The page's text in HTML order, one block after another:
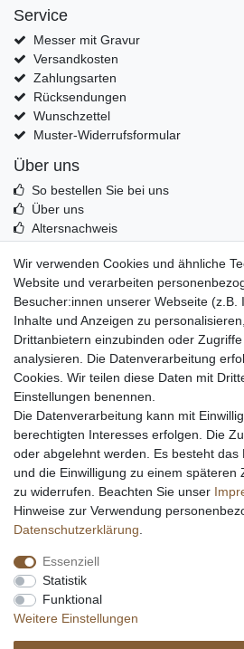
Service
Messer mit Gravur
Versandkosten
Zahlungsarten
Rücksendungen
Wunschzettel
Muster-Widerrufsformular
Über uns
So bestellen Sie bei uns
Über uns
Altersnachweis
Echtheit von Kundenbewertungen
Messer Info Forum
Messer schärfen
Messerhersteller
Stahltabelle
Stahlarten
Rockwell Härte
Messerarten
Klingenformen
Holzarten
Impressum
Widerrufs­recht
Wir verwenden Cookies und ähnliche
Website und verarbeiten
Besucher:innen unserer Webseite (z.B.
Inhalte und Anzeigen zu
Drittanbietern einzubinden oder
analysieren. Die Datenverarbeitung
Cookies. Wir teilen diese Daten mit
Einstellungen benennen.
Die Datenverarbeitung kann mit
berechtigten Interesses erfolgen. Die
oder abgelehnt werden. Es besteht das
und die Einwilligung zu einem späteren
zu widerrufen. Beachten Sie unser
Hinweise zur Verwendung
Daten­schutz­erklärung
Essenziell
Statistik
Funktional
Weitere Einstellungen